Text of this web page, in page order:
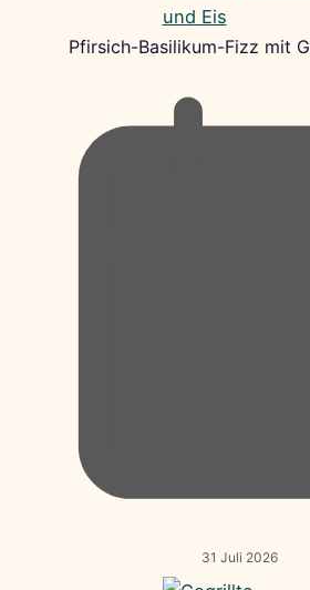
Pfirsich-Basilikum-Fizz mit
31 Juli 2026